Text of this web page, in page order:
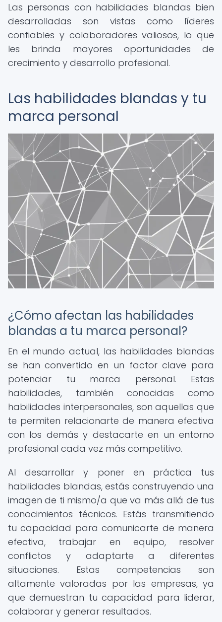
Las personas con habilidades blandas bien
desarrolladas son vistas como líderes
confiables y colaboradores valiosos, lo que
les brinda mayores oportunidades de
crecimiento y desarrollo profesional.
Las habilidades blandas y tu
marca personal
¿Cómo afectan las habilidades
blandas a tu marca personal?
En el mundo actual, las habilidades blandas
se han convertido en un factor clave para
potenciar tu marca personal. Estas
habilidades, también conocidas como
habilidades interpersonales, son aquellas que
te permiten relacionarte de manera efectiva
con los demás y destacarte en un entorno
profesional cada vez más competitivo.
Al desarrollar y poner en práctica tus
habilidades blandas, estás construyendo una
imagen de ti mismo/a que va más allá de tus
conocimientos técnicos. Estás transmitiendo
tu capacidad para comunicarte de manera
efectiva, trabajar en equipo, resolver
conflictos y adaptarte a diferentes
situaciones. Estas competencias son
altamente valoradas por las empresas, ya
que demuestran tu capacidad para liderar,
colaborar y generar resultados.